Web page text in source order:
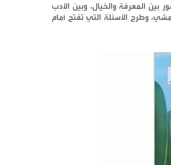
المعرفة والخيال، وبين الأدب
وطرح الأسئلة التي تفتح أمام